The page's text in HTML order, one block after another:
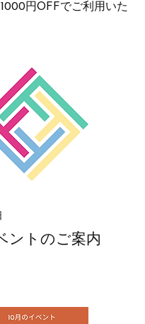
円OFFでご利用いた
ントのご案内